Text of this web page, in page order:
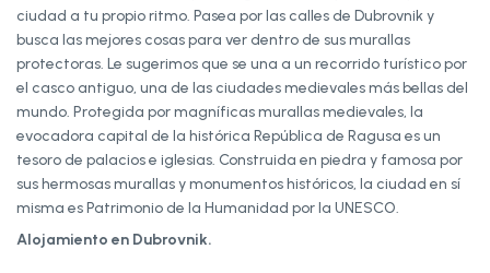
ciudad a tu propio ritmo. Pasea por las calles de Dubrovnik y
busca las mejores cosas para ver dentro de sus murallas
protectoras. Le sugerimos que se una a un recorrido turístico por
el casco antiguo, una de las ciudades medievales más bellas del
mundo. Protegida por magníficas murallas medievales, la
evocadora capital de la histórica República de Ragusa es un
tesoro de palacios e iglesias. Construida en piedra y famosa por
sus hermosas murallas y monumentos históricos, la ciudad en sí
misma es Patrimonio de la Humanidad por la UNESCO.
Alojamiento en Dubrovnik.